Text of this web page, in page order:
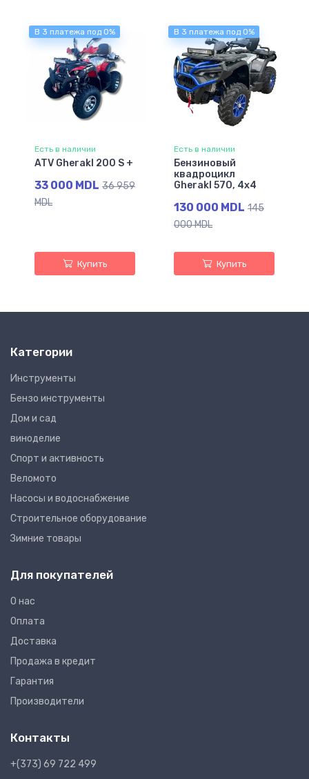
В 3 платежа под 0%
Есть в наличии
ATV Gherakl 200 S +
33 000 MDL 36 959
MDL
Купить
В 3 платежа под 0%
Есть в наличии
Бензиновый
квадроцикл
Gherakl 570, 4х4
130 000 MDL 145
000 MDL
Купить
Категории
Инструменты
Бензо инструменты
Дом и сад
виноделие
Спорт и активность
Веломото
Насосы и водоснабжение
Строительное оборудование
Зимние товары
Для покупателей
О нас
Оплата
Доставка
Продажа в кредит
Гарантия
Производители
Контакты
+(373) 69 722 499